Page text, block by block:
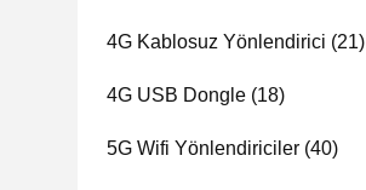
4G Kablosuz Yönlendirici (21)
4G USB Dongle (18)
5G Wifi Yönlendiriciler (40)